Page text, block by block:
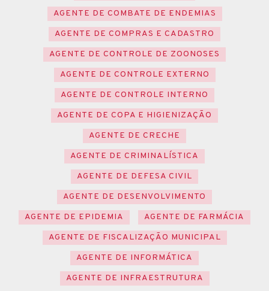
AGENTE DE COMBATE DE ENDEMIAS
AGENTE DE COMPRAS E CADASTRO
AGENTE DE CONTROLE DE ZOONOSES
AGENTE DE CONTROLE EXTERNO
AGENTE DE CONTROLE INTERNO
AGENTE DE COPA E HIGIENIZAÇÃO
AGENTE DE CRECHE
AGENTE DE CRIMINALÍSTICA
AGENTE DE DEFESA CIVIL
AGENTE DE DESENVOLVIMENTO
AGENTE DE EPIDEMIA
AGENTE DE FARMÁCIA
AGENTE DE FISCALIZAÇÃO MUNICIPAL
AGENTE DE INFORMÁTICA
AGENTE DE INFRAESTRUTURA